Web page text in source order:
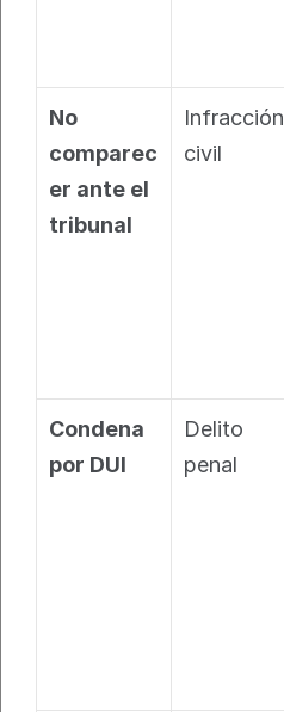
No
comparec
er ante el
tribunal
Infracción
civil
Condena
por DUI
Delito
penal